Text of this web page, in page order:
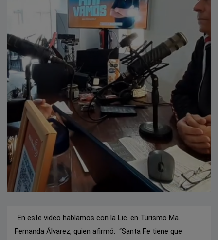
En este video hablamos con la Lic. en Turismo Ma.
Fernanda Álvarez, quien afirmó: “Santa Fe tiene que